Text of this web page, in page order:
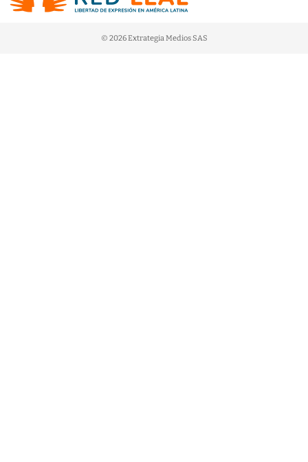
© 2026 Extrategia Medios SAS